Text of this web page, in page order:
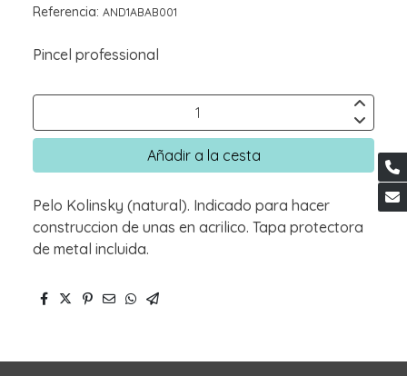
Referencia: AND1ABAB001
Pincel professional
Añadir a la cesta
Pelo Kolinsky (natural). Indicado para hacer
construccion de unas en acrilico. Tapa protectora
de metal incluida.